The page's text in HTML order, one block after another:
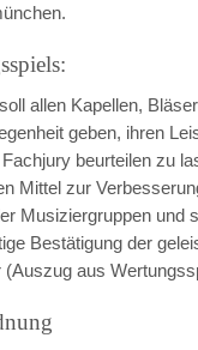
allen Kapellen,
geben, ihren
beurteilen zu
Mittel zur
Musiziergruppen und
Bestätigung der
(Auszug aus